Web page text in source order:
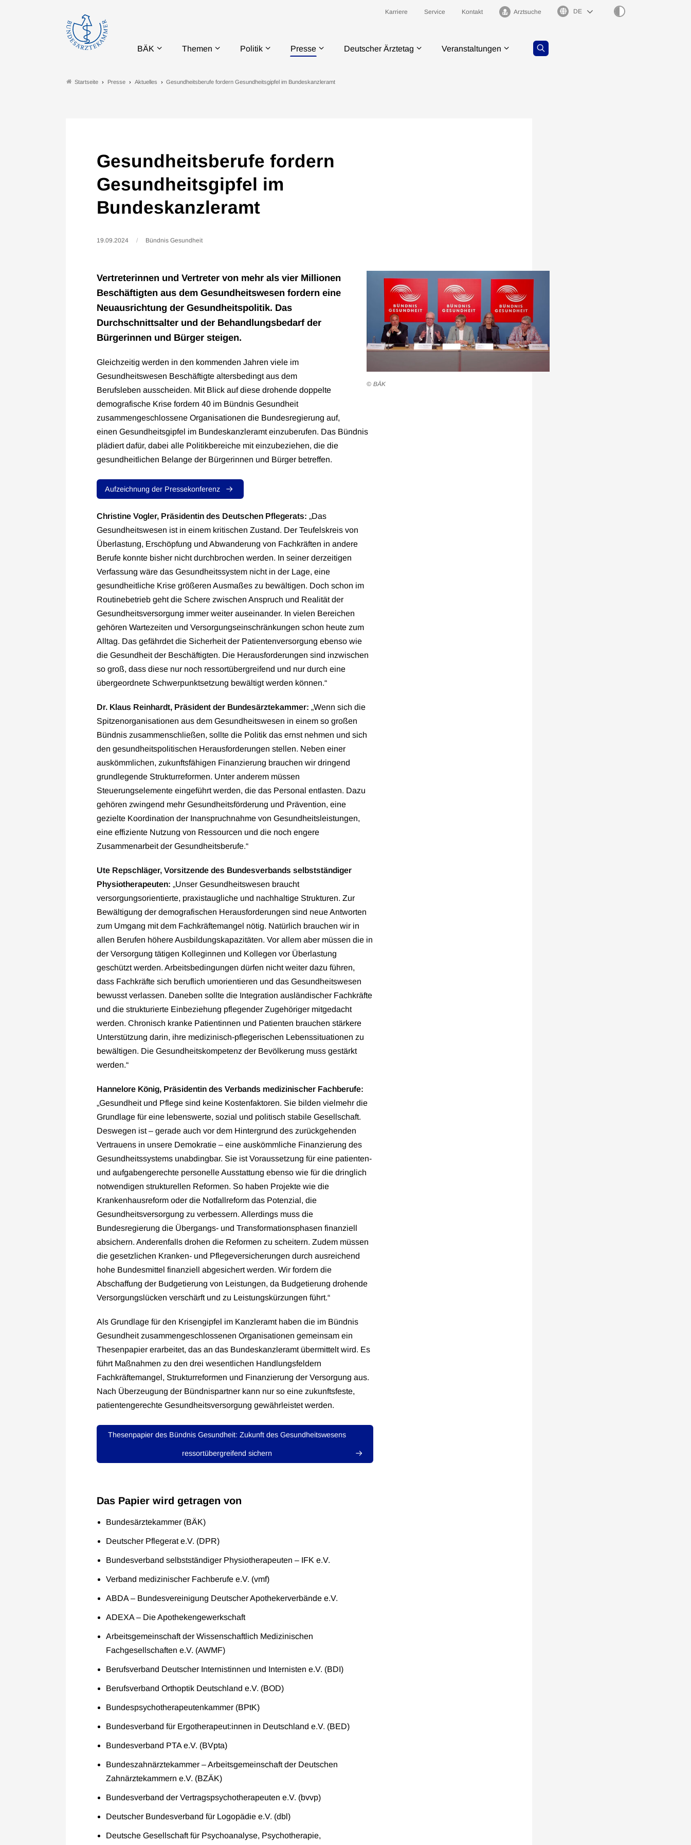
Karriere Service Kontakt Arztsuche Sprachauswahl
BÄK Themen Politik Presse Deutscher Ärztetag Veranstaltungen
Startseite Presse Aktuelles Gesundheitsberufe fordern Gesundheitsgipfel im Bundeskanzleramt
Gesundheitsberufe fordern
Gesundheitsgipfel im
Bundeskanzleramt
19.09.2024 Bündnis Gesundheit
BÄK
Vertreterinnen und Vertreter von mehr als vier Millionen
Beschäftigten aus dem Gesundheitswesen fordern eine
Neuausrichtung der Gesundheitspolitik. Das
Durchschnittsalter und der Behandlungsbedarf der
Bürgerinnen und Bürger steigen.
Gleichzeitig werden in den kommenden Jahren viele im
Gesundheitswesen Beschäftigte altersbedingt aus dem
Berufsleben ausscheiden. Mit Blick auf diese drohende doppelte
demografische Krise fordern 40 im Bündnis Gesundheit
zusammengeschlossene Organisationen die Bundesregierung auf,
einen Gesundheitsgipfel im Bundeskanzleramt einzuberufen. Das Bündnis
plädiert dafür, dabei alle Politikbereiche mit einzubeziehen, die die
gesundheitlichen Belange der Bürgerinnen und Bürger betreffen.
Aufzeichnung der Pressekonferenz
Christine Vogler, Präsidentin des Deutschen Pflegerats: „Das
Gesundheitswesen ist in einem kritischen Zustand. Der Teufelskreis von
Überlastung, Erschöpfung und Abwanderung von Fachkräften in andere
Berufe konnte bisher nicht durchbrochen werden. In seiner derzeitigen
Verfassung wäre das Gesundheitssystem nicht in der Lage, eine
gesundheitliche Krise größeren Ausmaßes zu bewältigen. Doch schon im
Routinebetrieb geht die Schere zwischen Anspruch und Realität der
Gesundheitsversorgung immer weiter auseinander. In vielen Bereichen
gehören Wartezeiten und Versorgungseinschränkungen schon heute zum
Alltag. Das gefährdet die Sicherheit der Patientenversorgung ebenso wie
die Gesundheit der Beschäftigten. Die Herausforderungen sind inzwischen
so groß, dass diese nur noch ressortübergreifend und nur durch eine
übergeordnete Schwerpunktsetzung bewältigt werden können.“
Dr. Klaus Reinhardt, Präsident der Bundesärztekammer: „Wenn sich die
Spitzenorganisationen aus dem Gesundheitswesen in einem so großen
Bündnis zusammenschließen, sollte die Politik das ernst nehmen und sich
den gesundheitspolitischen Herausforderungen stellen. Neben einer
auskömmlichen, zukunftsfähigen Finanzierung brauchen wir dringend
grundlegende Strukturreformen. Unter anderem müssen
Steuerungselemente eingeführt werden, die das Personal entlasten. Dazu
gehören zwingend mehr Gesundheitsförderung und Prävention, eine
gezielte Koordination der Inanspruchnahme von Gesundheitsleistungen,
eine effiziente Nutzung von Ressourcen und die noch engere
Zusammenarbeit der Gesundheitsberufe.“
Ute Repschläger, Vorsitzende des Bundesverbands selbstständiger
Physiotherapeuten: „Unser Gesundheitswesen braucht
versorgungsorientierte, praxistaugliche und nachhaltige Strukturen. Zur
Bewältigung der demografischen Herausforderungen sind neue Antworten
zum Umgang mit dem Fachkräftemangel nötig. Natürlich brauchen wir in
allen Berufen höhere Ausbildungskapazitäten. Vor allem aber müssen die in
der Versorgung tätigen Kolleginnen und Kollegen vor Überlastung
geschützt werden. Arbeitsbedingungen dürfen nicht weiter dazu führen,
dass Fachkräfte sich beruflich umorientieren und das Gesundheitswesen
bewusst verlassen. Daneben sollte die Integration ausländischer Fachkräfte
und die strukturierte Einbeziehung pflegender Zugehöriger mitgedacht
werden. Chronisch kranke Patientinnen und Patienten brauchen stärkere
Unterstützung darin, ihre medizinisch-pflegerischen Lebenssituationen zu
bewältigen. Die Gesundheitskompetenz der Bevölkerung muss gestärkt
werden.“
Hannelore König, Präsidentin des Verbands medizinischer Fachberufe:
„Gesundheit und Pflege sind keine Kostenfaktoren. Sie bilden vielmehr die
Grundlage für eine lebenswerte, sozial und politisch stabile Gesellschaft.
Deswegen ist – gerade auch vor dem Hintergrund des zurückgehenden
Vertrauens in unsere Demokratie – eine auskömmliche Finanzierung des
Gesundheitssystems unabdingbar. Sie ist Voraussetzung für eine patienten-
und aufgabengerechte personelle Ausstattung ebenso wie für die dringlich
notwendigen strukturellen Reformen. So haben Projekte wie die
Krankenhausreform oder die Notfallreform das Potenzial, die
Gesundheitsversorgung zu verbessern. Allerdings muss die
Bundesregierung die Übergangs- und Transformationsphasen finanziell
absichern. Anderenfalls drohen die Reformen zu scheitern. Zudem müssen
die gesetzlichen Kranken- und Pflegeversicherungen durch ausreichend
hohe Bundesmittel finanziell abgesichert werden. Wir fordern die
Abschaffung der Budgetierung von Leistungen, da Budgetierung drohende
Versorgungslücken verschärft und zu Leistungskürzungen führt.“
Als Grundlage für den Krisengipfel im Kanzleramt haben die im Bündnis
Gesundheit zusammengeschlossenen Organisationen gemeinsam ein
Thesenpapier erarbeitet, das an das Bundeskanzleramt übermittelt wird. Es
führt Maßnahmen zu den drei wesentlichen Handlungsfeldern
Fachkräftemangel, Strukturreformen und Finanzierung der Versorgung aus.
Nach Überzeugung der Bündnispartner kann nur so eine zukunftsfeste,
patientengerechte Gesundheitsversorgung gewährleistet werden.
Thesenpapier des Bündnis Gesundheit: Zukunft des Gesundheitswesens
ressortübergreifend sichern
Das Papier wird getragen von
Bundesärztekammer (BÄK)
Deutscher Pflegerat e.V. (DPR)
Bundesverband selbstständiger Physiotherapeuten – IFK e.V.
Verband medizinischer Fachberufe e.V. (vmf)
ABDA – Bundesvereinigung Deutscher Apothekerverbände e.V.
ADEXA – Die Apothekengewerkschaft
Arbeitsgemeinschaft der Wissenschaftlich Medizinischen
Fachgesellschaften e.V. (AWMF)
Berufsverband Deutscher Internistinnen und Internisten e.V. (BDI)
Berufsverband Orthoptik Deutschland e.V. (BOD)
Bundespsychotherapeutenkammer (BPtK)
Bundesverband für Ergotherapeut:innen in Deutschland e.V. (BED)
Bundesverband PTA e.V. (BVpta)
Bundeszahnärztekammer – Arbeitsgemeinschaft der Deutschen
Zahnärztekammern e.V. (BZÄK)
Bundesverband der Vertragspsychotherapeuten e.V. (bvvp)
Deutscher Bundesverband für Logopädie e.V. (dbl)
Deutsche Gesellschaft für Psychoanalyse, Psychotherapie,